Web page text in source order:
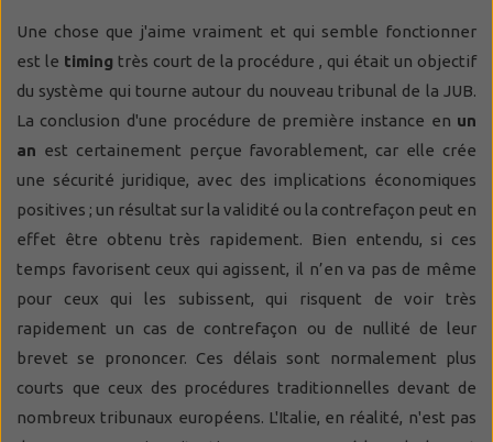
Une chose que j'aime vraiment et qui semble fonctionner
est le timing très court de la procédure , qui était un objectif
du système qui tourne autour du nouveau tribunal de la JUB.
La conclusion d'une procédure de première instance en un
an est certainement perçue favorablement, car elle crée
une sécurité juridique, avec des implications économiques
positives ; un résultat sur la validité ou la contrefaçon peut en
effet être obtenu très rapidement. Bien entendu, si ces
temps favorisent ceux qui agissent, il n’en va pas de même
pour ceux qui les subissent, qui risquent de voir très
rapidement un cas de contrefaçon ou de nullité de leur
brevet se prononcer. Ces délais sont normalement plus
courts que ceux des procédures traditionnelles devant de
nombreux tribunaux européens. L'Italie, en réalité, n'est pas